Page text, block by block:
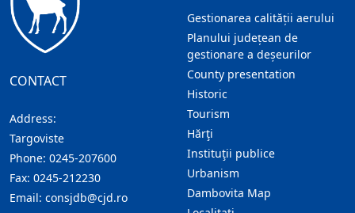
CONTACT
Address:
Targoviste
Phone: 0245-207600
Fax: 0245-212230
Email: consjdb@cjd.ro
Gestionarea calității aerului
Planului județean de
gestionare a deșeurilor
County presentation
Historic
Tourism
Hărţi
Instituţii publice
Urbanism
Dambovita Map